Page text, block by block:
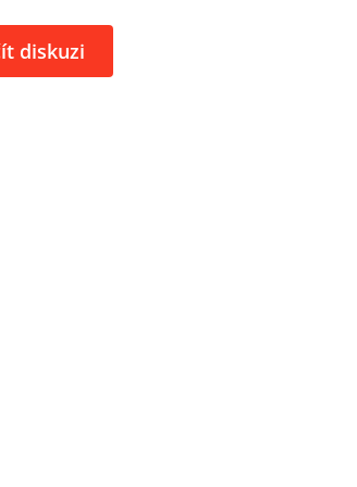
diskuzi